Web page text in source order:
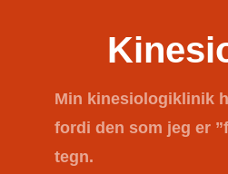
Min kinesiologiklinik
fordi den som jeg er
tegn.